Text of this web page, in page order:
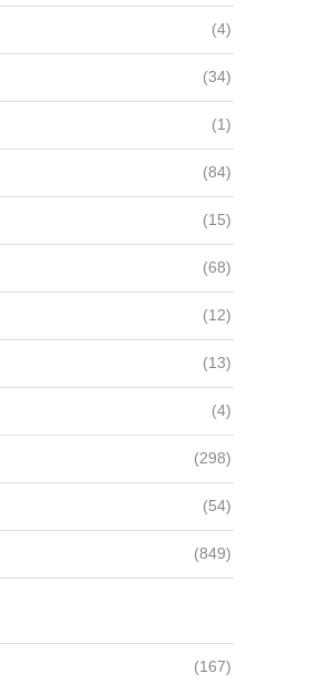
(4)
(34)
(1)
(84)
(15)
(68)
(12)
(13)
(4)
(298)
(54)
(849)
(167)